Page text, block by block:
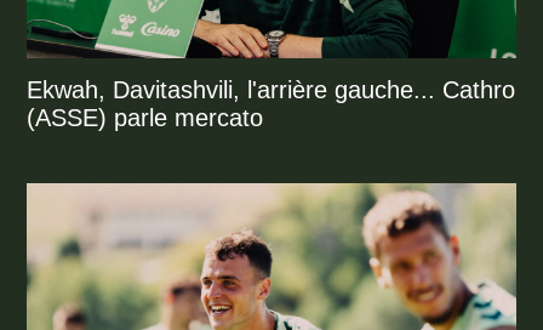
Ekwah, Davitashvili, l'arrière gauche... Cathro
(ASSE) parle mercato